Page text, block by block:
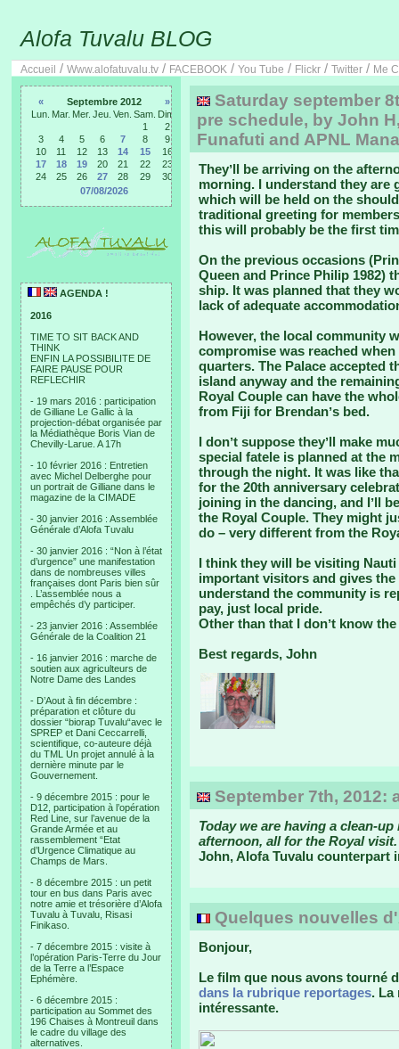
Alofa Tuvalu BLOG
Accueil / Www.alofatuvalu.tv / FACEBOOK / You Tube / Flickr / Twitter / Me
« Septembre 2012
»
Lun. Mar. Mer. Jeu. Ven. Sam. Dim.
1
2
3
4 5 6 7 8
9
10
11 12 13 14 15
16
17
18 19 20 21 22
23
24
25 26 27 28 29
30
07/08/2026
AGENDA !
2016
TIME TO SIT BACK AND
THINK
ENFIN LA POSSIBILITE DE
FAIRE PAUSE POUR
REFLECHIR
- 19 mars 2016 : participation
de Gilliane Le Gallic à la
projection-débat organisée par
la Médiathèque Boris Vian de
Chevilly-Larue. A 17h
- 10 février 2016 : Entretien
avec Michel Delberghe pour
un portrait de Gilliane dans le
magazine de la CIMADE
- 30 janvier 2016 : Assemblée
Générale d’Alofa Tuvalu
- 30 janvier 2016 : “Non à l’état
d’urgence” une manifestation
dans de nombreuses villes
françaises dont Paris bien sûr
. L’assemblée nous a
empêchés d’y participer.
- 23 janvier 2016 : Assemblée
Générale de la Coalition 21
- 16 janvier 2016 : marche de
soutien aux agriculteurs de
Notre Dame des Landes
- D’Aout à fin décembre :
préparation et clôture du
dossier “biorap Tuvalu“avec le
SPREP et Dani Ceccarrelli,
scientifique, co-auteure déjà
du TML Un projet annulé à la
dernière minute par le
Gouvernement.
- 9 décembre 2015 : pour le
D12, participation à l’opération
Red Line, sur l’avenue de la
Grande Armée et au
rassemblement “Etat
d’Urgence Climatique au
Champs de Mars.
- 8 décembre 2015 : un petit
tour en bus dans Paris avec
notre amie et trésorière d’Alofa
Tuvalu à Tuvalu, Risasi
Finikaso.
- 7 décembre 2015 : visite à
l’opération Paris-Terre du Jour
de la Terre a l’Espace
Ephémère.
- 6 décembre 2015 :
participation au Sommet des
196 Chaises à Montreuil dans
le cadre du village des
alternatives.
Saturday september
pre schedule, by John
Funafuti and APNL
Theyʼll be arriving on the
morning. I understand they are
which will be held on the
traditional greeting for
this will probably be the first
On the previous occasions
Queen and Prince Philip 1982)
ship. It was planned that they
lack of adequate
However, the local community
compromise was reached
quarters. The Palace accepted
island anyway and the
Royal Couple can have the
from Fiji for Brendanʼs bed.
I donʼt suppose theyʼll make
special fatele is planned at the
through the night. It was like
for the 20th anniversary
joining in the dancing, and Iʼll
the Royal Couple. They might
do – very different from the
I think they will be visiting
important visitors and gives
understand the community is
pay, just local pride.
Other than that I donʼt know
Best regards, John
September 7th, 2012:
Today we are having a clean-
afternoon, all for the Royal
John, Alofa Tuvalu counterpart
Quelques nouvelles
Bonjour,
Le film que nous avons tourné
dans la rubrique reportages. La
intéressante.